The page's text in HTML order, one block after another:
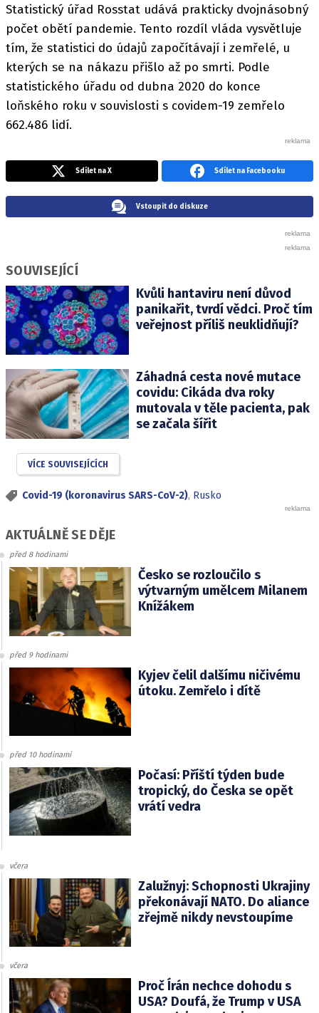
Statistický úřad Rosstat udává prakticky dvojnásobný
počet obětí pandemie. Tento rozdíl vláda vysvětluje
tím, že statistici do údajů započítávají i zemřelé, u
kterých se na nákazu přišlo až po smrti. Podle
statistického úřadu od dubna 2020 do konce
loňského roku v souvislosti s covidem-19 zemřelo
662.486 lidí.
Sdílet na X Sdílet na Facebooku
Vstoupit do diskuze
SOUVISEJÍCÍ
Kvůli hantaviru není důvod
panikařit, tvrdí vědci. Proč tím
veřejnost příliš neuklidňují?
Záhadná cesta nové mutace
covidu: Cikáda dva roky
mutovala v těle pacienta, pak
se začala šířit
VÍCE SOUVISEJÍCÍCH
Covid-19 (koronavirus SARS-CoV-2), Rusko
AKTUÁLNĚ SE DĚJE
před 8 hodinami
Česko se rozloučilo s
výtvarným umělcem Milanem
Knížákem
před 9 hodinami
Kyjev čelil dalšímu ničivému
útoku. Zemřelo i dítě
před 10 hodinami
Počasí: Příští týden bude
tropický, do Česka se opět
vrátí vedra
včera
Zalužnyj: Schopnosti Ukrajiny
překonávají NATO. Do aliance
zřejmě nikdy nevstoupíme
včera
Proč Írán nechce dohodu s
USA? Doufá, že Trump v USA